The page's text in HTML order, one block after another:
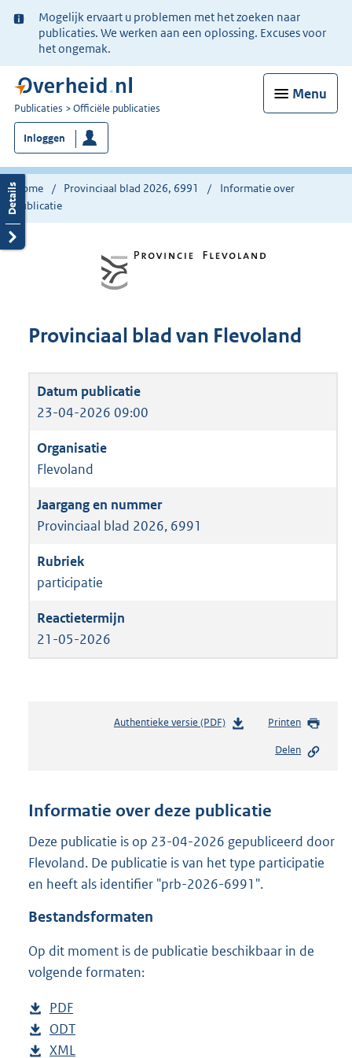
Ter
informatie:
Mogelijk ervaart u problemen met het zoeken naar
publicaties. We werken aan een oplossing. Excuses voor
het ongemak.
Menu
U
bent
nu
hier:
Publicaties Officiële publicaties
Inloggen
Home Provinciaal blad 2026, 6991
Informatie over
publicatie
Provinciaal blad van Flevoland
23-04-2026 09:00
Flevoland
Provinciaal blad 2026, 6991
participatie
21-05-2026
Authentieke versie (PDF)b
n
s
r
o
e
Printen
Delen
Informatie over deze publicatie
Deze publicatie is op 23-04-2026 gepubliceerd door
Flevoland. De publicatie is van het type participatie
en heeft als identifier "prb-2026-6991".
Bestandsformaten
Op dit moment is de publicatie beschikbaar in de
volgende formaten:
D
o
w
PDF
e
s
D
o
ODT
D
XML